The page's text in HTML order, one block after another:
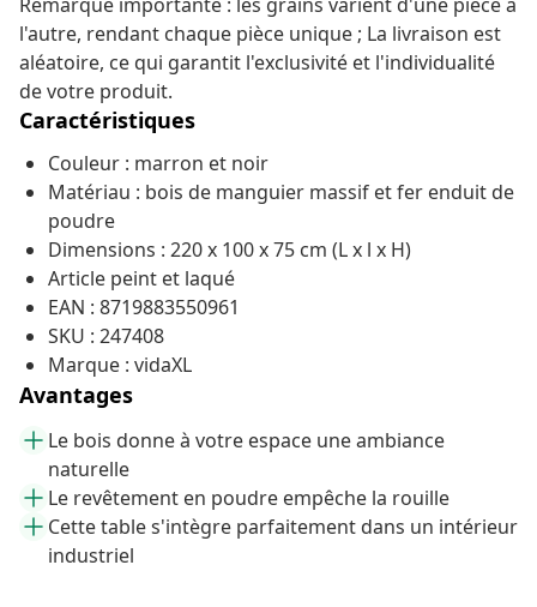
l'autre, rendant chaque pièce unique ; La livraison est
aléatoire, ce qui garantit l'exclusivité et l'individualité
de votre produit.
Caractéristiques
Couleur : marron et noir
Matériau : bois de manguier massif et fer enduit de
poudre
Dimensions : 220 x 100 x 75 cm (L x l x H)
Article peint et laqué
EAN : 8719883550961
SKU : 247408
Marque : vidaXL
Avantages
Le bois donne à votre espace une ambiance
naturelle
Le revêtement en poudre empêche la rouille
Cette table s'intègre parfaitement dans un intérieur
industriel